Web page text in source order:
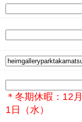
＊冬期休暇：12
1日（水）